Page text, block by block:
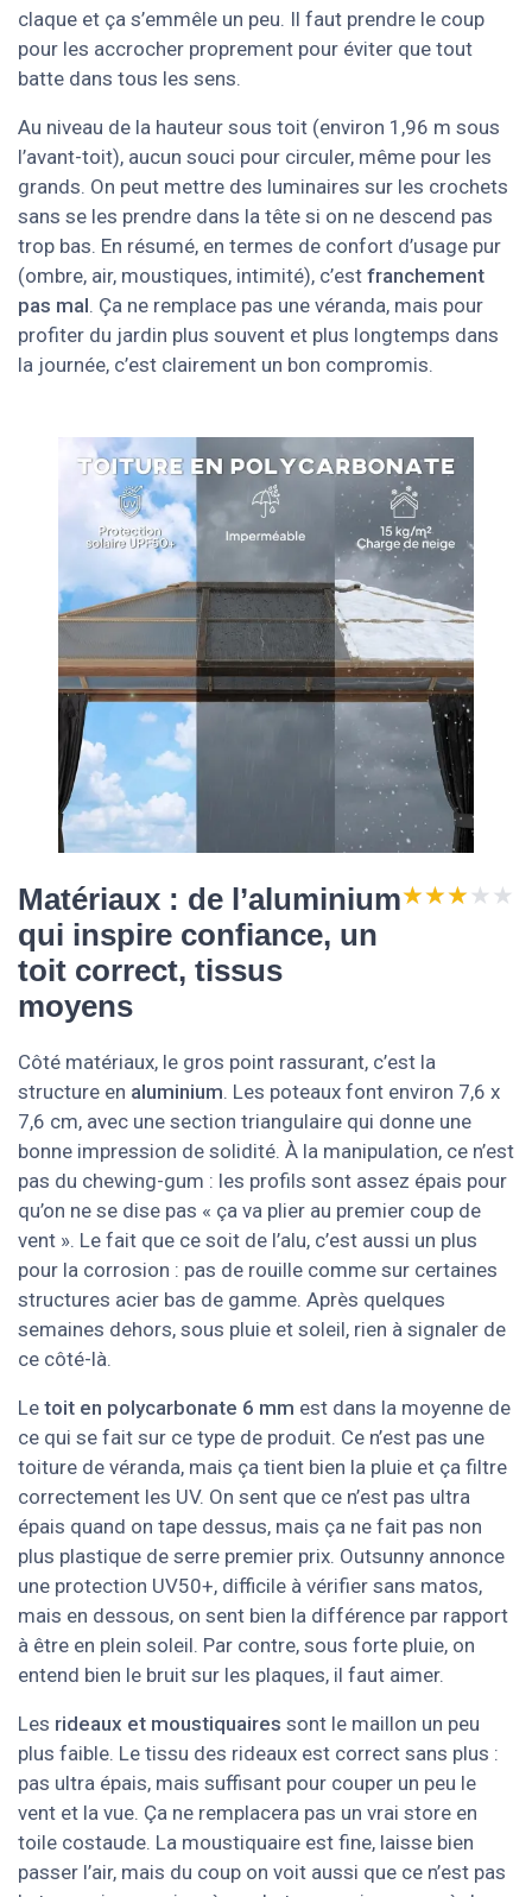
claque et ça s’emmêle un peu. Il faut prendre le coup
pour les accrocher proprement pour éviter que tout
batte dans tous les sens.
Au niveau de la hauteur sous toit (environ 1,96 m sous
l’avant-toit), aucun souci pour circuler, même pour les
grands. On peut mettre des luminaires sur les crochets
sans se les prendre dans la tête si on ne descend pas
trop bas. En résumé, en termes de confort d’usage pur
(ombre, air, moustiques, intimité), c’est franchement
pas mal. Ça ne remplace pas une véranda, mais pour
profiter du jardin plus souvent et plus longtemps dans
la journée, c’est clairement un bon compromis.
Matériaux : de l’aluminium
qui inspire confiance, un
toit correct, tissus
moyens
★★★★★
★★★★★
Côté matériaux, le gros point rassurant, c’est la
structure en aluminium. Les poteaux font environ 7,6 x
7,6 cm, avec une section triangulaire qui donne une
bonne impression de solidité. À la manipulation, ce n’est
pas du chewing-gum : les profils sont assez épais pour
qu’on ne se dise pas « ça va plier au premier coup de
vent ». Le fait que ce soit de l’alu, c’est aussi un plus
pour la corrosion : pas de rouille comme sur certaines
structures acier bas de gamme. Après quelques
semaines dehors, sous pluie et soleil, rien à signaler de
ce côté-là.
Le toit en polycarbonate 6 mm est dans la moyenne de
ce qui se fait sur ce type de produit. Ce n’est pas une
toiture de véranda, mais ça tient bien la pluie et ça filtre
correctement les UV. On sent que ce n’est pas ultra
épais quand on tape dessus, mais ça ne fait pas non
plus plastique de serre premier prix. Outsunny annonce
une protection UV50+, difficile à vérifier sans matos,
mais en dessous, on sent bien la différence par rapport
à être en plein soleil. Par contre, sous forte pluie, on
entend bien le bruit sur les plaques, il faut aimer.
Les rideaux et moustiquaires sont le maillon un peu
plus faible. Le tissu des rideaux est correct sans plus :
pas ultra épais, mais suffisant pour couper un peu le
vent et la vue. Ça ne remplacera pas un vrai store en
toile costaude. La moustiquaire est fine, laisse bien
passer l’air, mais du coup on voit aussi que ce n’est pas